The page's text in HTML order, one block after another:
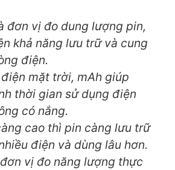
đơn vị đo dung lượng pin,
khả năng lưu trữ và cung
điện.
điện mặt trời, mAh giúp
thời gian sử dụng điện
có nắng.
cao thì pin càng lưu trữ
điện và dùng lâu hơn.
vị đo năng lượng thực